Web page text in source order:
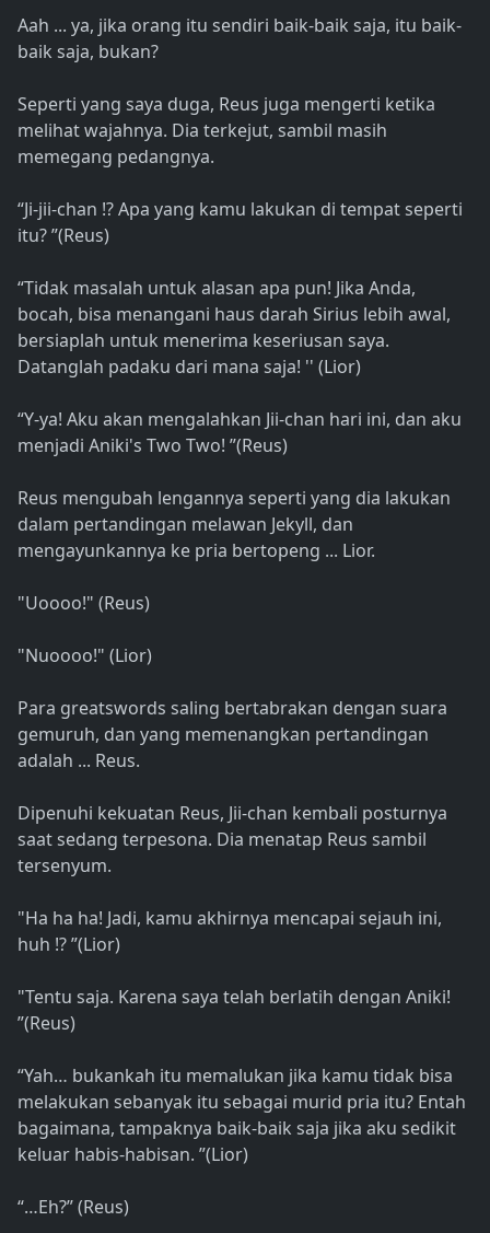
Aah ... ya, jika orang itu sendiri baik-baik saja, itu baik-
baik saja, bukan?
Seperti yang saya duga, Reus juga mengerti ketika
melihat wajahnya. Dia terkejut, sambil masih
memegang pedangnya.
“Ji-jii-chan !? Apa yang kamu lakukan di tempat seperti
itu? ”(Reus)
“Tidak masalah untuk alasan apa pun! Jika Anda,
bocah, bisa menangani haus darah Sirius lebih awal,
bersiaplah untuk menerima keseriusan saya.
Datanglah padaku dari mana saja! '' (Lior)
“Y-ya! Aku akan mengalahkan Jii-chan hari ini, dan aku
menjadi Aniki's Two Two! ”(Reus)
Reus mengubah lengannya seperti yang dia lakukan
dalam pertandingan melawan Jekyll, dan
mengayunkannya ke pria bertopeng ... Lior.
"Uoooo!" (Reus)
"Nuoooo!" (Lior)
Para greatswords saling bertabrakan dengan suara
gemuruh, dan yang memenangkan pertandingan
adalah ... Reus.
Dipenuhi kekuatan Reus, Jii-chan kembali posturnya
saat sedang terpesona. Dia menatap Reus sambil
tersenyum.
"Ha ha ha! Jadi, kamu akhirnya mencapai sejauh ini,
huh !? ”(Lior)
"Tentu saja. Karena saya telah berlatih dengan Aniki!
”(Reus)
“Yah… bukankah itu memalukan jika kamu tidak bisa
melakukan sebanyak itu sebagai murid pria itu? Entah
bagaimana, tampaknya baik-baik saja jika aku sedikit
keluar habis-habisan. ”(Lior)
“…Eh?” (Reus)